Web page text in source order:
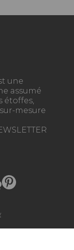
une
assumé
étoffes,
mesure